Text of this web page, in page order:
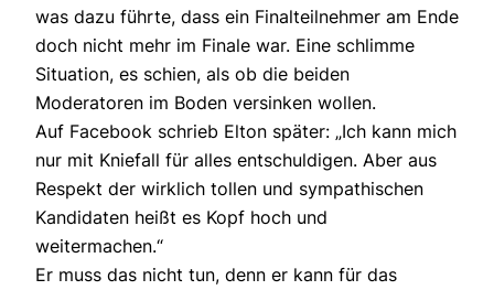
was dazu führte, dass ein Finalteilnehmer am Ende
doch nicht mehr im Finale war. Eine schlimme
Situation, es schien, als ob die beiden
Moderatoren im Boden versinken wollen.
Auf Facebook schrieb Elton später: „Ich kann mich
nur mit Kniefall für alles entschuldigen. Aber aus
Respekt der wirklich tollen und sympathischen
Kandidaten heißt es Kopf hoch und
weitermachen.“
Er muss das nicht tun, denn er kann für das